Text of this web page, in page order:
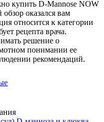
купить D-Mannose NOW
оказался вам
относится к категории
рецепта врача.
решение о
понимании ее
рекомендаций.